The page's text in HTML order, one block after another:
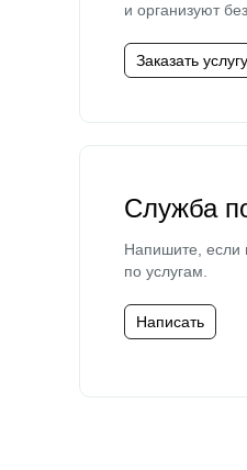
и организуют
Заказать услугу
Служба
Напишите, если
по услугам.
Написать